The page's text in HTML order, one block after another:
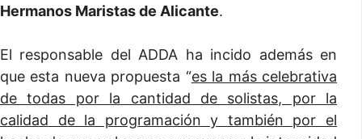
Hermanos Maristas de Alicante.
El responsable del ADDA ha incido además en
que esta nueva propuesta “es la más celebrativa
de todas por la cantidad de solistas, por la
calidad de la programación y también por el